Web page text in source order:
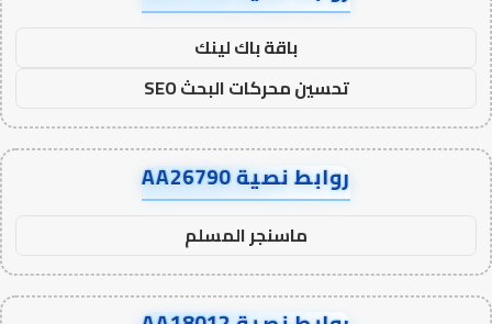
باقة باك لينك
تحسين محركات البحث SEO
روابط نصية AA26790
ماسنجر المسلم